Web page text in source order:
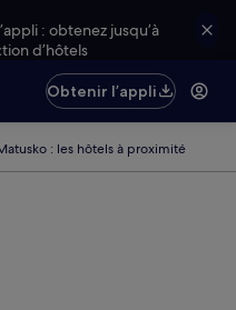
: obtenez jusqu’à
d’hôtels
Obtenir l’appli
: les hôtels à proximité